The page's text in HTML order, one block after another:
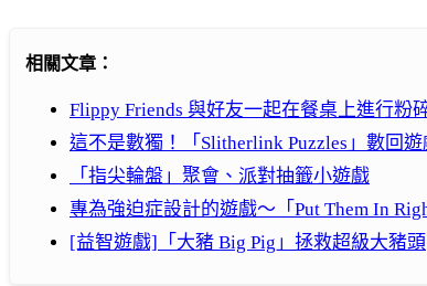
相關文章：
Flippy Friends 與好友一起在餐桌上進行粉
這不是數獨！「Slitherlink Puzzles」數回遊
「指尖輪盤」聚會、派對抽籤小遊戲
專為強迫症設計的遊戲～「Put Them In
[益智遊戲]「大豬 Big Pig」拯救超級大豬頭